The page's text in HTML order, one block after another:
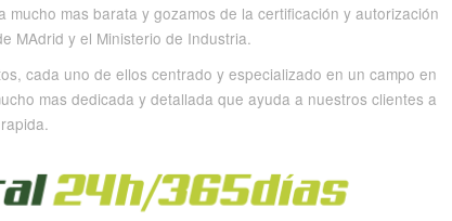
mas barata y gozamos de la certificación y autorización
MAdrid y el Ministerio de Industria.
cada uno de ellos centrado y especializado en un campo en
mas dedicada y detallada que ayuda a nuestros clientes a